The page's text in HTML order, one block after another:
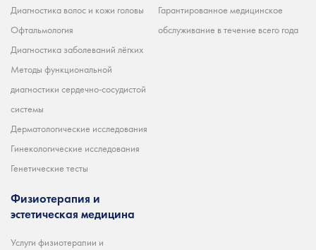
Диагностика волос и кожи головы
Офтальмология
Диагностика заболеваний лёгких
Методы функциональной
диагностики сердечно-сосудистой
системы
Дерматологические исследования
Гинекологические исследования
Генетические тесты
Физиотерапия и
эстетическая медицина
Услуги физиотерапии и
Гарантированное медицинское
обслуживание в течение всего года